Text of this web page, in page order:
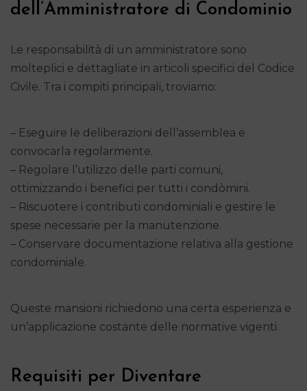
dell’Amministratore di Condominio
Le responsabilità di un amministratore sono
molteplici e dettagliate in articoli specifici del Codice
Civile. Tra i compiti principali, troviamo:
– Eseguire le deliberazioni dell’assemblea e
convocarla regolarmente.
– Regolare l’utilizzo delle parti comuni,
ottimizzando i benefici per tutti i condòmini.
– Riscuotere i contributi condominiali e gestire le
spese necessarie per la manutenzione.
– Conservare documentazione relativa alla gestione
condominiale.
Queste mansioni richiedono una certa esperienza e
un’applicazione costante delle normative vigenti.
Requisiti per Diventare